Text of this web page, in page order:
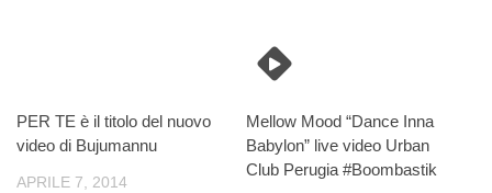
PER TE è il titolo del nuovo
video di Bujumannu
APRILE 7, 2014
Mellow Mood “Dance Inna
Babylon” live video Urban
Club Perugia #Boombastik